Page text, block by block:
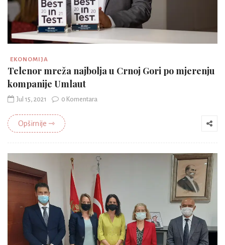
EKONOMIJA
Telenor mreža najbolja u Crnoj Gori po mjerenju
kompanije Umlaut
Jul 15, 2021 0 Komentara
Opširnije ⇾